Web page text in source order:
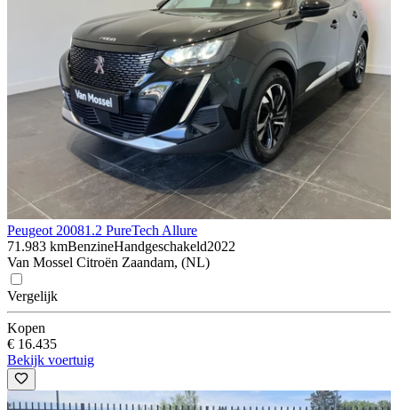
Peugeot 20081.2 PureTech Allure
71.983 kmBenzineHandgeschakeld2022
Van Mossel Citroën Zaandam, (NL)
Vergelijk
Kopen
€ 16.435
Bekijk voertuig